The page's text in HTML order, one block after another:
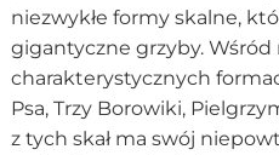
niezwykłe formy skalne,
gigantyczne grzyby. Wśród
charakterystycznych
Psa, Trzy Borowiki,
z tych skał ma swój